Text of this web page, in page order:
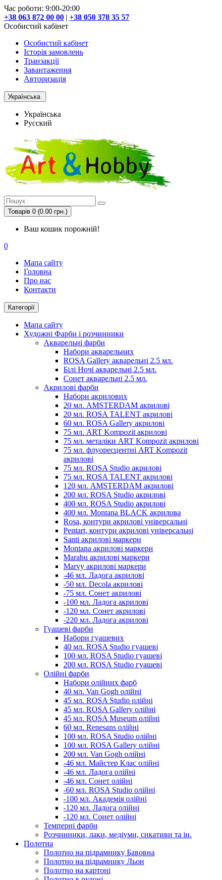
Час роботи: 9:00-20:00
+38 063 872 00 00 | +38 050 378 35 57
Особистий кабінет
Особистий кабінет
Історія замовлень
Транзакції
Завантаження
Авторизація
Українська
Українська
Русский
Товарів 0 (0.00 грн.)
Ваш кошик порожній!
0
Мапа сайту
Головна
Про нас
Контакти
Категорії
Мапа сайту
Художні Фарби і розчинники
Акварельні фарби
Набори акварельних
ROSA Gallery акварельні 2.5 мл.
Білі Ночі акварельні 2.5 мл.
Сонет акварельні 2.5 мл.
Акрилові фарби
Набори акрилових
20 мл. AMSTERDAM акрилові
20 мл. ROSA TALENT акрилові
60 мл. ROSA Gallery акрилові
75 мл. ART Kompozit акрилові
75 мл. металіки ART Kompozit акрилові
75 мл. флуоресцентні ART Kompozit
акрилові
75 мл. ROSA Studio акрилові
75 мл. ROSA TALENT акрилові
120 мл. AMSTERDAM акрилові
200 мл. ROSA Studio акрилові
400 мл. ROSA Studio акрилові
400 мл. Montana BLACK акрилова
Rosa, контури акрилові універсальні
Pentart, контури акрилові універсальні
Santi акрилові маркери
Montana акрилові маркери
Marabu акрилові маркери
Marvy акрилові маркери
-46 мл. Ладога акрилові
-50 мл. Decola акрилові
-75 мл. Сонет акрилові
-100 мл. Ладога акрилові
-120 мл. Сонет акрилові
-220 мл. Ладога акрилові
Гуашеві фарби
Набори гуашевих
40 мл. ROSA Studio гуашеві
100 мл. ROSA Studio гуашеві
200 мл. ROSA Studio гуашеві
Олійні фарби
Набори олійних фарб
40 мл. Van Gogh олійні
45 мл. ROSA Studio олійні
45 мл. ROSA Gallery олійні
45 мл. ROSA Museum олійні
60 мл. Renesans олійні
100 мл. ROSA Studio олійні
100 мл. ROSA Gallery олійні
200 мл. Van Gogh олійні
-46 мл. Майстер Клас олійні
-46 мл. Ладога олійні
-46 мл. Сонет олійні
-60 мл. ROSA Studio олійні
-100 мл. Академія олійні
-120 мл. Ладога олійні
-120 мл. Сонет олійні
Темперні фарби
Розчинники, лаки, медіуми, сикативи та ін.
Полотна
Полотно на підрамнику Бавовна
Полотно на підрамнику Льон
Полотно на картоні